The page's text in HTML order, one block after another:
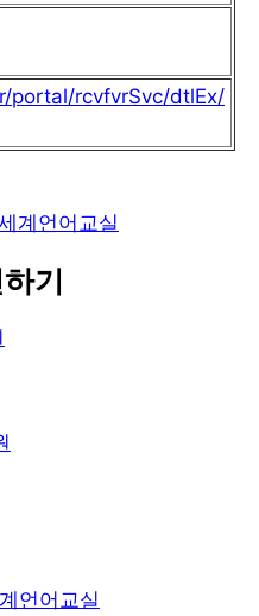
portal/rcvfvrSvc/dtlEx/
기
언어교실